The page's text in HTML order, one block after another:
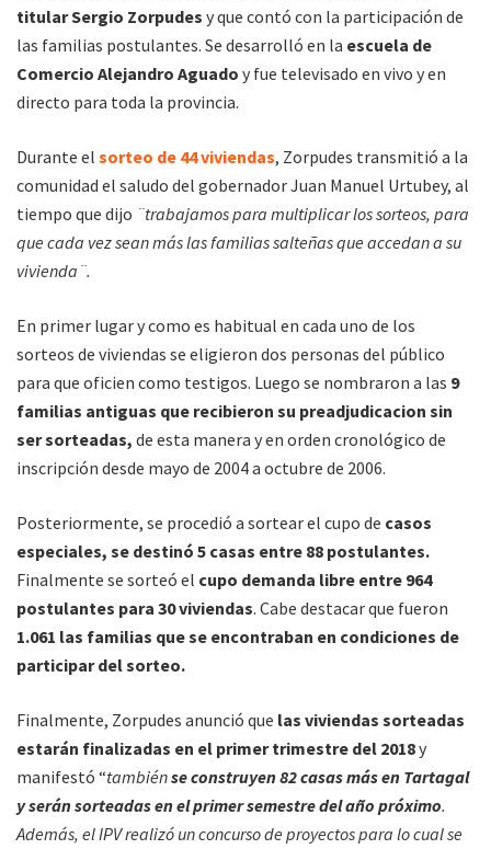
titular Sergio Zorpudes y que contó con la participación de
las familias postulantes. Se desarrolló en la escuela de
Comercio Alejandro Aguado y fue televisado en vivo y en
directo para toda la provincia.
Durante el sorteo de 44 viviendas, Zorpudes transmitió a la
comunidad el saludo del gobernador Juan Manuel Urtubey, al
tiempo que dijo ¨trabajamos para multiplicar los sorteos, para
que cada vez sean más las familias salteñas que accedan a su
vivienda¨.
En primer lugar y como es habitual en cada uno de los
sorteos de viviendas se eligieron dos personas del público
para que oficien como testigos. Luego se nombraron a las 9
familias antiguas que recibieron su preadjudicacion sin
ser sorteadas, de esta manera y en orden cronológico de
inscripción desde mayo de 2004 a octubre de 2006.
Posteriormente, se procedió a sortear el cupo de casos
especiales, se destinó 5 casas entre 88 postulantes.
Finalmente se sorteó el cupo demanda libre entre 964
postulantes para 30 viviendas. Cabe destacar que fueron
1.061 las familias que se encontraban en condiciones de
participar del sorteo.
Finalmente, Zorpudes anunció que las viviendas sorteadas
estarán finalizadas en el primer trimestre del 2018y
manifestó “tambiénse construyen 82 casas más en Tartagal
y serán sorteadas en el primer semestre del año próximo.
Además, el IPV realizó un concurso de proyectos para lo cual se